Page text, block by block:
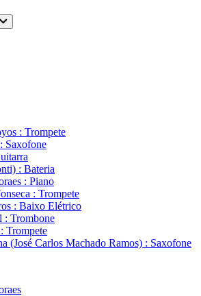
: Trompete
Saxofone
: Bateria
: Piano
: Trompete
: Baixo Elétrico
: Trombone
Trompete
(José Carlos Machado Ramos) : Saxofone